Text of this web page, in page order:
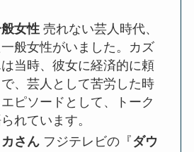
女性 売れない芸人時代、
般女性がいました。カズ
当時、彼女に経済的に頼
、芸人として苦労した時
ピソードとして、トーク
れています。
さん フジテレビの『ダウ